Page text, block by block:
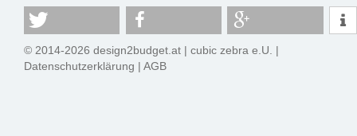
© 2014-2026 design2budget.at |cubic zebra e.U.
|
Datenschutzerklärung |AGB